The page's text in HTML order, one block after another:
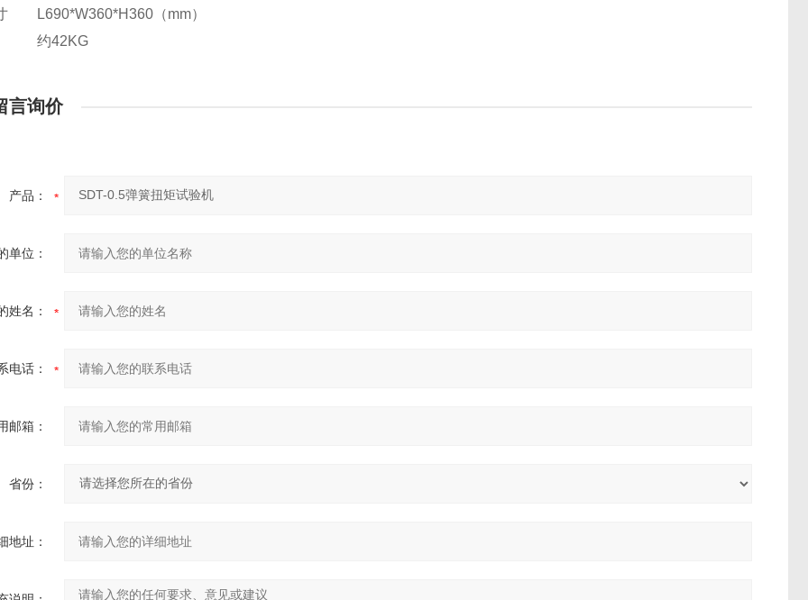
L690*W360*H360（mm）
约42KG
言询价
产品：
单位：
姓名：
电话：
邮箱：
省份：
地址：